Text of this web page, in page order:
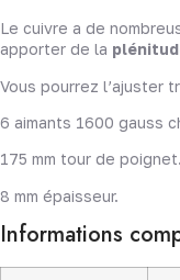
Le cuivre a de
apporter de la
Vous pourrez l’ajuster
6 aimants 1600 gauss
175 mm tour de poignet.
8 mm épaisseur.
Informations